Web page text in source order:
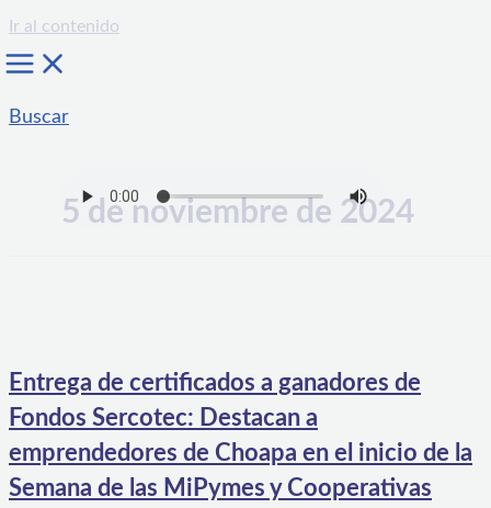
Ir al contenido
Buscar
5 de noviembre de 2024
Entrega de certificados a ganadores de
Fondos Sercotec: Destacan a
emprendedores de Choapa en el inicio de la
Semana de las MiPymes y Cooperativas